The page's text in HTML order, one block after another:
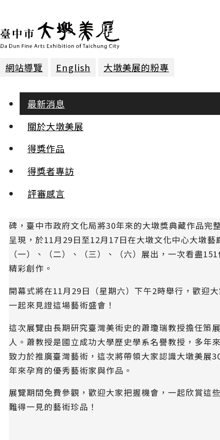
網站導覽 English 大墩美展的粉專
最新消息
關於大墩美展
得獎作品
得獎者專訪
評審感言
最新消息
2025 Nov. 24
大墩美展30年．巨匠名作特展
碑，臺中市政府文化局將30年來的大墩獎典藏作品完
呈現，於11月29日至12月17日在大墩文化中心大墩藝
（一）、（二）、（三）、（六）展出，一次看盡
精彩創作。
開幕式將在11月29日（星期六）下午2時舉行，歡迎
一起來見證這場藝術盛會！
這次展覽由長期研究臺灣美術史的蕭瓊瑞教授擔任策
人。蕭教授是國立成功大學歷史學系名譽教授，多年
致力於推廣臺灣藝術，這次將帶領大家認識大墩美展
年來孕育的優秀藝術家與作品。
展覽期間免費參觀，歡迎大家把握機會，一起欣賞這
難得一見的藝術珍品！